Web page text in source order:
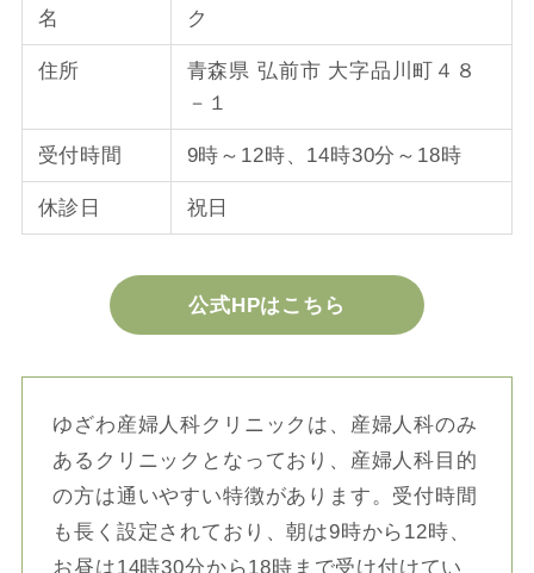
名
ク
住所
青森県 弘前市 大字品川町４８
－１
受付時間 9時～12時、14時30分～18時
休診日 祝日
公式HPはこちら
ゆざわ産婦人科クリニックは、産婦人科のみ
あるクリニックとなっており、産婦人科目的
の方は通いやすい特徴があります。受付時間
も長く設定されており、朝は9時から12時、
お昼は14時30分から18時まで受け付けてい